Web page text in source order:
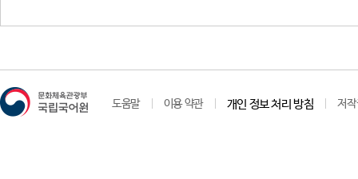
도움말 이용 약관 개인 정보 처리 방침 저